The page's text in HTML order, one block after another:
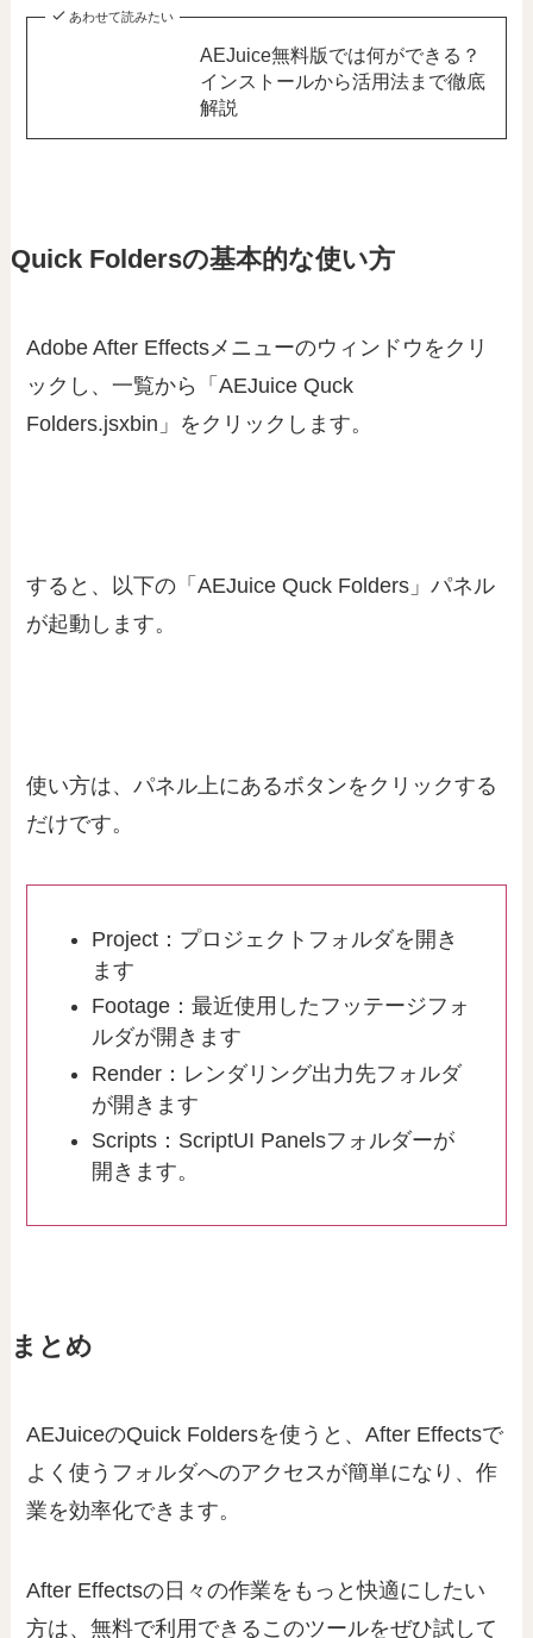
あわせて読みたい
AEJuice無料版では何ができる？
インストールから活用法まで徹底
解説
Quick Foldersの基本的な使い方
Adobe After Effectsメニューのウィンドウをクリ
ックし、一覧から「AEJuice Quck
Folders.jsxbin」をクリックします。
すると、以下の「AEJuice Quck Folders」パネル
が起動します。
使い方は、パネル上にあるボタンをクリックする
だけです。
Project：プロジェクトフォルダを開き
ます
Footage：最近使用したフッテージフォ
ルダが開きます
Render：レンダリング出力先フォルダ
が開きます
Scripts：ScriptUI Panelsフォルダーが
開きます。
まとめ
AEJuiceのQuick Foldersを使うと、After Effectsで
よく使うフォルダへのアクセスが簡単になり、作
業を効率化できます。
After Effectsの日々の作業をもっと快適にしたい
方は、無料で利用できるこのツールをぜひ試して